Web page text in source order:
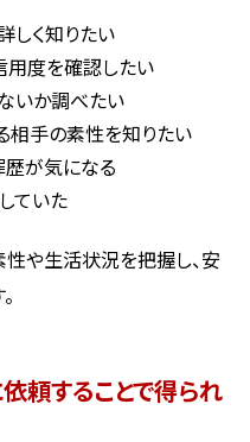
く知りたい
用度を確認したい
いか調べたい
相手の素性を知りたい
が気になる
ていた
や生活状況を把握し、安
頼することで得られ